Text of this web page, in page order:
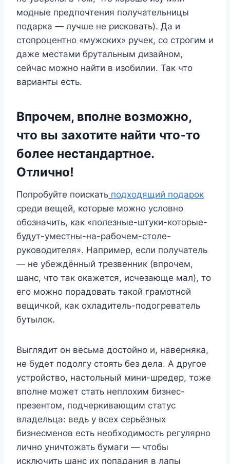
модные предпочтения получательницы
подарка — лучше не рисковать). Да и
стопроцентно «мужских» ручек, со строгим и
даже местами брутальным дизайном,
сейчас можно найти в изобилии. Так что
варианты есть.
Впрочем, вполне возможно,
что вы захотите найти что-то
более нестандартное.
Отлично!
Попробуйте поискать подходящий подарок
среди вещей, которые можно условно
обозначить, как «полезные-штуки-которые-
будут-уместны-на-рабочем-столе-
руководителя». Например, если получатель
— не убеждённый трезвенник (впрочем,
шанс, что так окажется, исчезающе мал), то
его можно порадовать такой грамотной
вещичкой, как охладитель-подогреватель
бутылок.
Выглядит он весьма достойно и, наверняка,
не будет подолгу стоять без дела. А другое
устройство, настольный мини-шредер, тоже
вполне может стать неплохим бизнес-
презентом, подчеркивающим статус
владельца: ведь у всех серьёзных
бизнесменов есть необходимость регулярно
лично уничтожать бумаги — чтобы
исключить шанс их попадания в лапы